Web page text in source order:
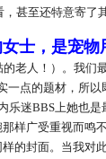
甚至还特意寄了
士，是宠
老人！）。我
一点的题材，所
乐迷BBS上她也
样广受重视而鸣
的封面。当我对